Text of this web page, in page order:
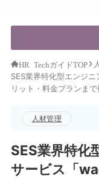
HR TechガイドTOP
SES業界特化型エンジ
リット・料金プランまで
人材管理
SES業界特化
サービス「